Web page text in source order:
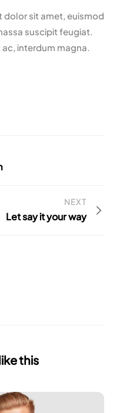
dolor sit amet, euismod
suscipit feugiat.
interdum magna.
NEXT
Let say it your way
this